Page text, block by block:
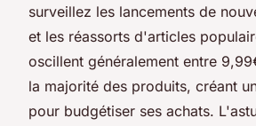
surveillez les lancements de
et les réassorts d'articles
oscillent généralement entre
la majorité des produits, créant
pour budgétiser ses achats.